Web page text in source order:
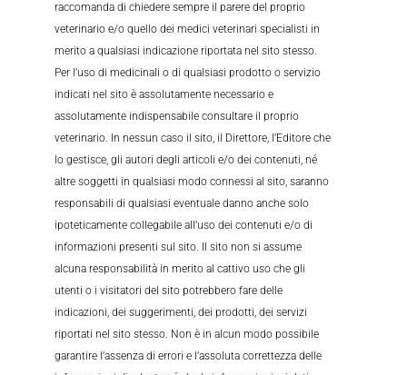
raccomanda di chiedere sempre il parere del proprio
veterinario e/o quello dei medici veterinari specialisti in
merito a qualsiasi indicazione riportata nel sito stesso.
Per l’uso di medicinali o di qualsiasi prodotto o servizio
indicati nel sito è assolutamente necessario e
assolutamente indispensabile consultare il proprio
veterinario. In nessun caso il sito, il Direttore, l’Editore che
lo gestisce, gli autori degli articoli e/o dei contenuti, né
altre soggetti in qualsiasi modo connessi al sito, saranno
responsabili di qualsiasi eventuale danno anche solo
ipoteticamente collegabile all’uso dei contenuti e/o di
informazioni presenti sul sito. Il sito non si assume
alcuna responsabilità in merito al cattivo uso che gli
utenti o i visitatori del sito potrebbero fare delle
indicazioni, dei suggerimenti, dei prodotti, dei servizi
riportati nel sito stesso. Non è in alcun modo possibile
garantire l’assenza di errori e l’assoluta correttezza delle